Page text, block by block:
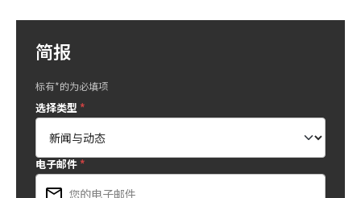
简报
标有*的为必填项
选择类型*
电子邮件*